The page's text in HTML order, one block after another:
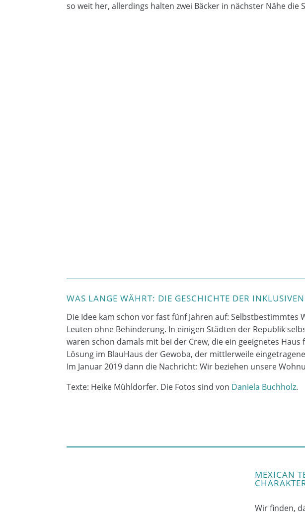
so weit her, allerdings halten zwei Bäcker in nächster Nähe
WAS LANGE WÄHRT: DIE GESCHICHTE DER
Die Idee kam schon vor fast fünf Jahren auf:
Leuten ohne Behinderung. In einigen Städten der Republik
waren schon damals mit bei der Crew, die ein geeignetes
Lösung im BlauHaus der Gewoba, der mittlerweile
Im Januar 2019 dann die Nachricht: Wir beziehen unsere
Texte: Heike Mühldorfer. Die Fotos sind von Daniela Buchholz.
MEXICAN
Wir finden,